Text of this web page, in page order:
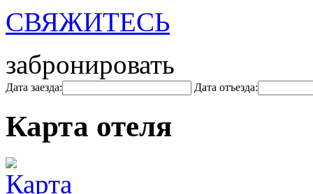
СВЯЖИТЕСЬ
забронировать
Дата заезда: Дата отъезда:
Карта отеля